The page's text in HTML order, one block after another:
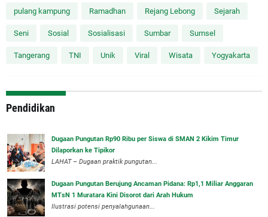
pulang kampung Ramadhan Rejang Lebong Sejarah
Seni Sosial Sosialisasi Sumbar Sumsel
Tangerang TNI Unik Viral Wisata Yogyakarta
Pendidikan
Dugaan Pungutan Rp90 Ribu per Siswa di SMAN 2 Kikim Timur
Dilaporkan ke Tipikor
LAHAT – Dugaan praktik pungutan...
Dugaan Pungutan Berujung Ancaman Pidana: Rp1,1 Miliar Anggaran
MTsN 1 Muratara Kini Disorot dari Arah Hukum
Ilustrasi potensi penyalahgunaan...